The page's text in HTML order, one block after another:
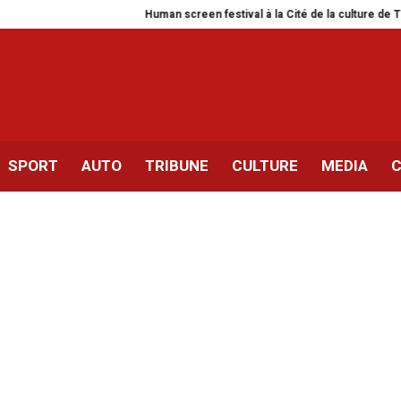
Human screen festival à la Cité de la culture de Tunis
SPORT AUTO TRIBUNE CULTURE MEDIA